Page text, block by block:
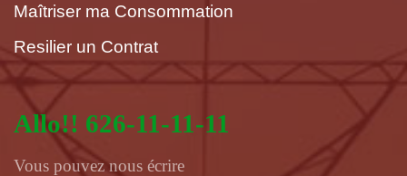
Maîtriser ma Consommation
Resilier un Contrat
Allo!! 626-11-11-11
Vous pouvez nous écrire